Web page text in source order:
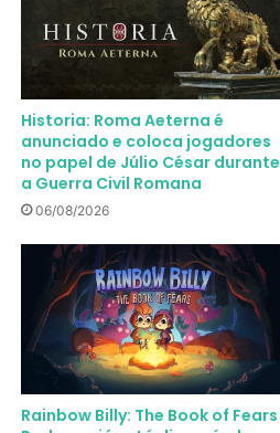
Historia: Roma Aeterna é
anunciado e coloca jogadores
no papel de Júlio César durante
a Guerra Civil Romana
06/08/2026
Rainbow Billy: The Book of Fears